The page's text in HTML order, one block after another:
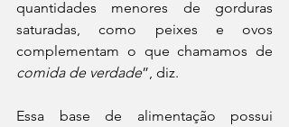
quantidades menores de gorduras
saturadas, como peixes e ovos
comida de verdade”, diz.
Essa base de alimentação possui